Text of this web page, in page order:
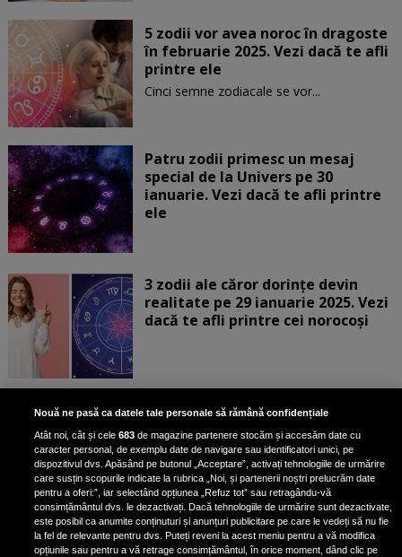
5 zodii vor avea noroc în dragoste
în februarie 2025. Vezi dacă te afli
printre ele
Cinci semne zodiacale se vor...
Patru zodii primesc un mesaj
special de la Univers pe 30
ianuarie. Vezi dacă te afli printre
ele
3 zodii ale căror dorințe devin
realitate pe 29 ianuarie 2025. Vezi
dacă te afli printre cei norocoși
Horoscop marți, 28 ianuarie 2025.
Daniela Simulescu, previziuni
pentru toate zodiile
Daniela Simulescu, astrolog DC...
4 zodii primesc un semn puternic
Nouă ne pasă ca datele tale personale să rămână confidențiale
Atât noi, cât și cele683 de magazine partenere stocăm și accesăm date cu
caracter personal, de exemplu date de navigare sau identificatori unici, pe
dispozitivul dvs. Apăsând pe butonul „Acceptare”, activați tehnologiile de urmărire
care susțin scopurile indicate la rubrica „Noi, și partenerii noștri prelucrăm date
pentru a oferi:”, iar selectând opțiunea „Refuz tot” sau retragându-vă
consimțământul dvs. le dezactivați. Dacă tehnologiile de urmărire sunt dezactivate,
este posibil ca anumite conținuturi și anunțuri publicitare pe care le vedeți să nu fie
la fel de relevante pentru dvs. Puteți reveni la acest meniu pentru a vă modifica
opțiunile sau pentru a vă retrage consimțământul, în orice moment, dând clic pe